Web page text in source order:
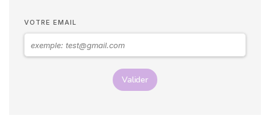
VOTRE EMAIL
Valider